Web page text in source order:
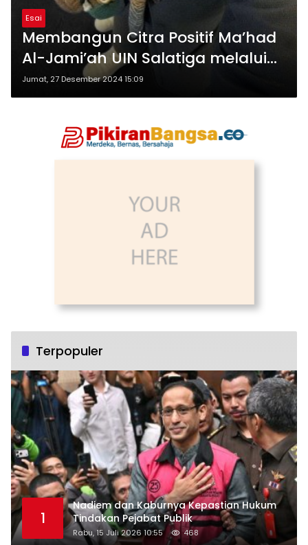
Esai
⁠Membangun Citra Positif Ma’had
Al-Jami’ah UIN Salatiga melalui
Divisi Humas dan Web
Jumat, 27 Desember 2024 15:09
Terpopuler
1
Nadiem dan Kaburnya Kepastian Hukum
Tindakan Pejabat Publik
Rabu, 15 Juli 2026 10:55 468